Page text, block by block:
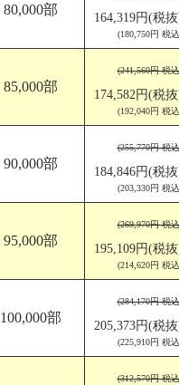
80,000部
164,319円(税
(180,750円 税
85,000部
(241,560円 税
174,582円(税
(192,040円 税
90,000部
(255,770円 税
184,846円(税
(203,330円 税
95,000部
(269,970円 税
195,109円(税
(214,620円 税
100,000部
(284,170円 税
205,373円(税
(225,910円 税
(312,570円 税